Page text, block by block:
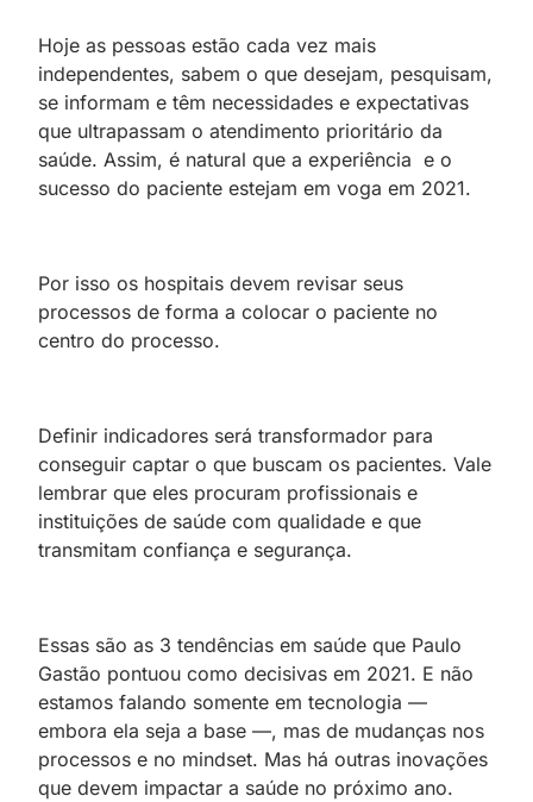
Hoje as pessoas estão cada vez mais
independentes, sabem o que desejam, pesquisam,
se informam e têm necessidades e expectativas
que ultrapassam o atendimento prioritário da
saúde. Assim, é natural que a experiência e o
sucesso do paciente estejam em voga em 2021.
Por isso os hospitais devem revisar seus
processos de forma a colocar o paciente no
centro do processo.
Definir indicadores será transformador para
conseguir captar o que buscam os pacientes. Vale
lembrar que eles procuram profissionais e
instituições de saúde com qualidade e que
transmitam confiança e segurança.
Essas são as 3 tendências em saúde que Paulo
Gastão pontuou como decisivas em 2021. E não
estamos falando somente em tecnologia —
embora ela seja a base —, mas de mudanças nos
processos e no mindset. Mas há outras inovações
que devem impactar a saúde no próximo ano.